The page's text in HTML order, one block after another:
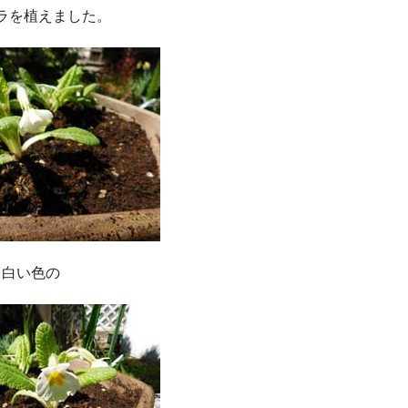
を植えました。
白い色の